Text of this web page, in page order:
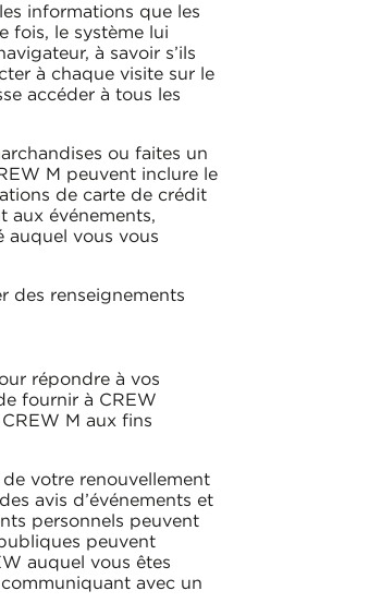
informations que les
fois, le système lui
à savoir s’ils
à chaque visite sur le
accéder à tous les
ou faites un
M peuvent inclure le
de carte de crédit
aux événements,
auquel vous vous
des renseignements
répondre à vos
fournir à CREW
M aux fins
votre renouvellement
avis d’événements et
personnels peuvent
peuvent
auquel vous êtes
avec un